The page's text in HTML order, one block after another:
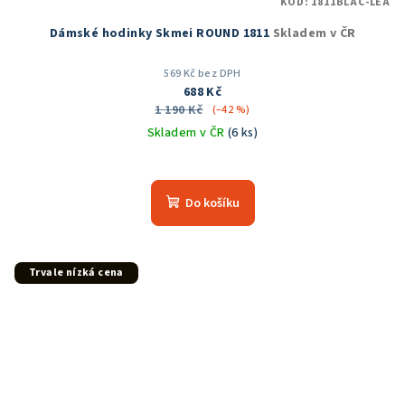
Dámské hodinky Skmei ROUND 1811 Skladem v ČR
569 Kč bez DPH
688 Kč
1 190 Kč
(–42 %)
Skladem v ČR (6 ks)
hodnocení
produktu
Do košíku
Trvale nízká cena